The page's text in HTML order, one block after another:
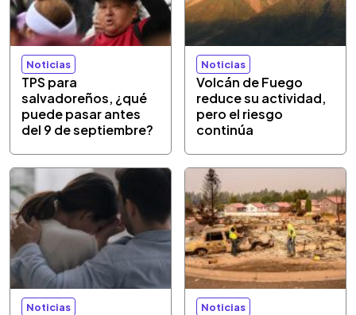
Noticias
TPS para
salvadoreños, ¿qué
puede pasar antes
del 9 de septiembre?
Noticias
Volcán de Fuego
reduce su actividad,
pero el riesgo
continúa
Noticias Noticias